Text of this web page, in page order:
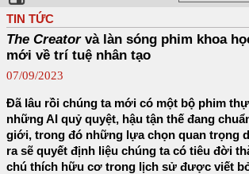
TIN TỨC
The Creatorvà làn sóng phim khoa
mới về trí tuệ nhân tạo
07/09/2023
Đã lâu rồi chúng ta mới có một bộ phim
những AI quỷ quyệt, hậu tận thế đang
giới, trong đó những lựa chọn quan trọng
ra sẽ quyết định liệu chúng ta có tiêu đời
chú thích hữu cơ trong lịch sử được viết